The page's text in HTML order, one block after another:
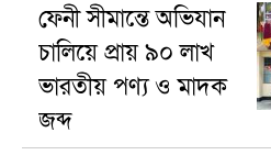
ফেনী সীমান্তে অভিযান
চালিয়ে প্রায় ৯০ লাখ
ভারতীয় পণ্য ও মাদক
জব্দ